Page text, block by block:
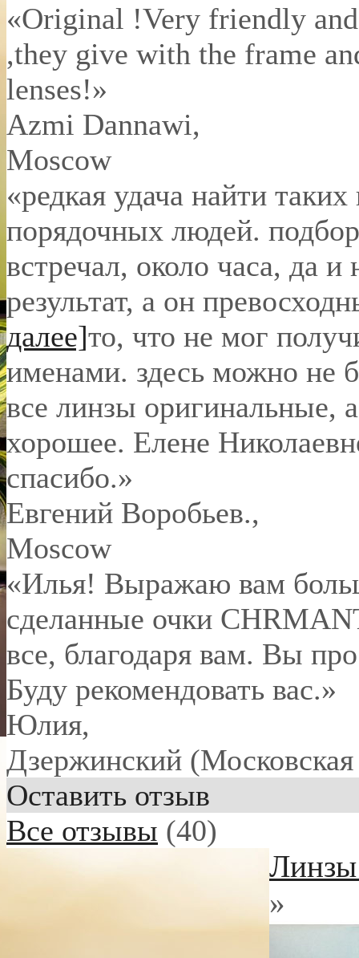
«Original !Very friendly
,they give with the frame
lenses!»
Azmi Dannawi,
Moscow
«редкая удача найти
порядочных людей.
встречал, около часа, да и
результат, а он
далее]то, что не мог
именами. здесь можно не
все линзы оригинальные,
хорошее. Елене
спасибо.»
Евгений Воробьев.,
Moscow
«Илья! Выражаю вам
сделанные очки
все, благодаря вам. Вы
Буду рекомендовать вас.»
Юлия,
Дзержинский (Московская
Оставить отзыв
Все отзывы (40)
Линзы
»